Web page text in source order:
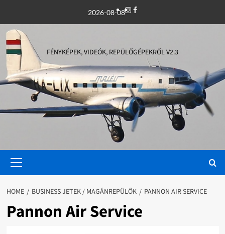
content
2026-08-08Instagram
Facebook
FÉNYKÉPEK, VIDEÓK, REPÜLŐGÉPEKRŐL V2.3
Menu
HOME BUSINESS JETEK / MAGÁNREPÜLŐK PANNON AIR SERVICE
Pannon Air Service